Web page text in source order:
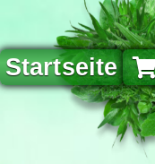
Startseite